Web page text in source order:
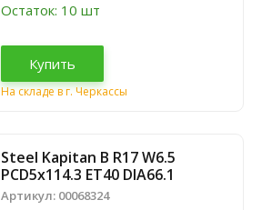
Остаток: 10 шт
Купить
На складе в г. Черкассы
Steel Kapitan B R17 W6.5
PCD5x114.3 ET40 DIA66.1
Артикул: 00068324